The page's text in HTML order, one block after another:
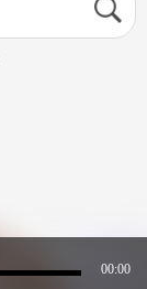
00:00